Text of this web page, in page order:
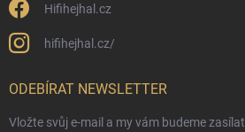
Hifihejhal.cz
hifihejhal.cz/
ODEBÍRAT NEWSLETTER
Vložte svůj e-mail a my vám budeme